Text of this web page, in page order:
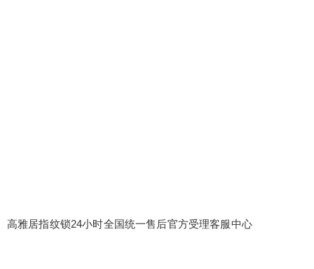
高雅居指纹锁24小时全国统一售后官方受理客服中心